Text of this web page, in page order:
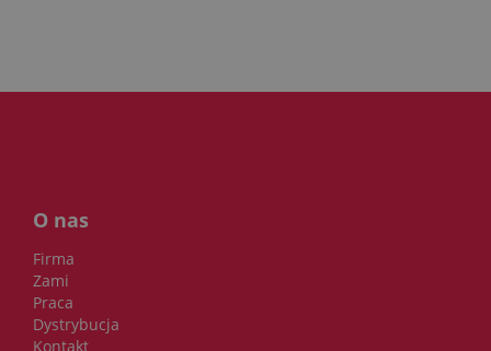
O nas
Firma
Zami
Praca
Dystrybucja
Kontakt